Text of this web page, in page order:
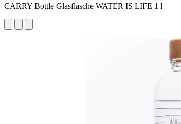
CARRY Bottle Glasflasche WATER IS LIFE 1 l